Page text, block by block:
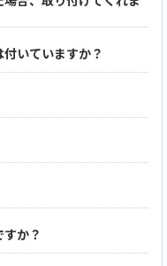
いていますか？
か？